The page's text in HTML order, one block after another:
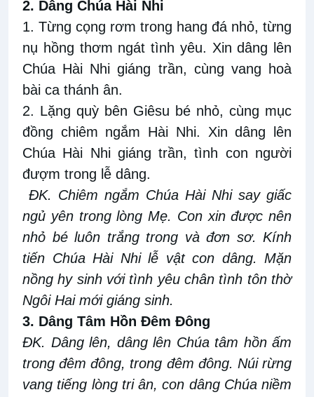
2. Dâng Chúa Hài Nhi
1. Từng cọng rơm trong hang đá nhỏ, từng
nụ hồng thơm ngát tình yêu. Xin dâng lên
Chúa Hài Nhi giáng trần, cùng vang hoà
bài ca thánh ân.
2. Lặng quỳ bên Giêsu bé nhỏ, cùng mục
đồng chiêm ngắm Hài Nhi. Xin dâng lên
Chúa Hài Nhi giáng trần, tình con người
đượm trong lễ dâng.
ĐK. Chiêm ngắm Chúa Hài Nhi say giấc
ngủ yên trong lòng Mẹ. Con xin được nên
nhỏ bé luôn trắng trong và đơn sơ. Kính
tiến Chúa Hài Nhi lễ vật con dâng. Mặn
nồng hy sinh với tình yêu chân tình tôn thờ
Ngôi Hai mới giáng sinh.
3. Dâng Tâm Hồn Đêm Đông
ĐK. Dâng lên, dâng lên Chúa tâm hồn ấm
trong đêm đông, trong đêm đông. Núi rừng
vang tiếng lòng tri ân, con dâng Chúa niềm